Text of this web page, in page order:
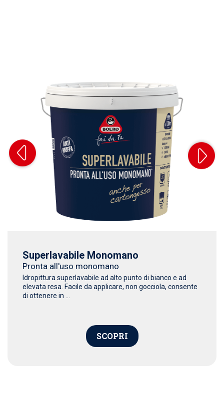
Superlavabile Monomano
Pronta all'uso monomano
Idropittura superlavabile ad alto punto di bianco e ad
elevata resa. Facile da applicare, non gocciola, consente
di ottenere in ...
SCOPRI